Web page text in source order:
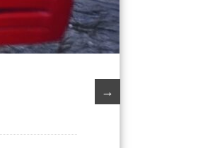
→